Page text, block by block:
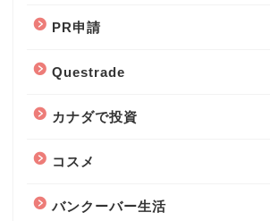
PR申請
Questrade
カナダで投資
コスメ
バンクーバー生活